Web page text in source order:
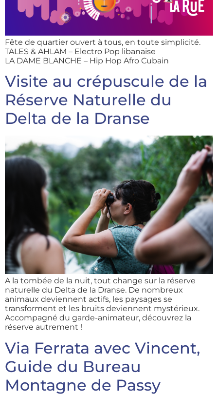
Fête de quartier ouvert à tous, en toute simplicité.
TALES & AHLAM – Electro Pop libanaise
LA DAME BLANCHE – Hip Hop Afro Cubain
Visite au crépuscule de la
Réserve Naturelle du
Delta de la Dranse
A la tombée de la nuit, tout change sur la réserve
naturelle du Delta de la Dranse. De nombreux
animaux deviennent actifs, les paysages se
transforment et les bruits deviennent mystérieux.
Accompagné du garde-animateur, découvrez la
réserve autrement !
Via Ferrata avec Vincent,
Guide du Bureau
Montagne de Passy